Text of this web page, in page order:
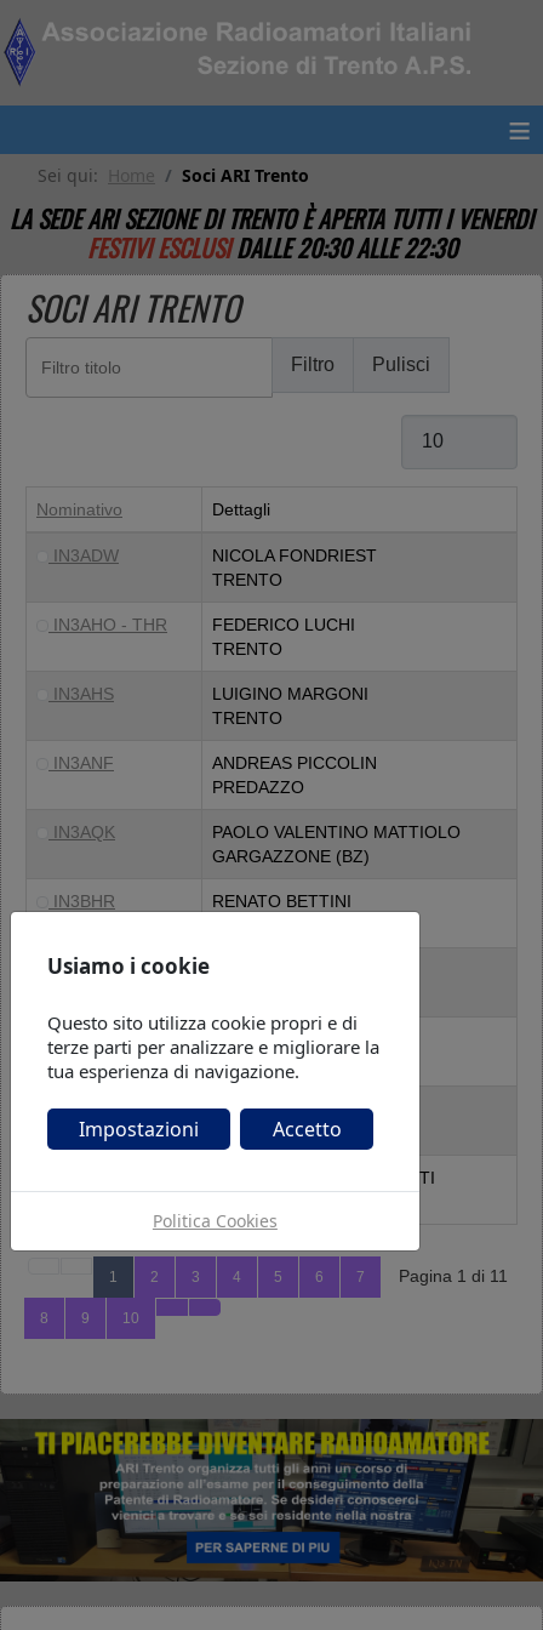
≡
Sei qui: Home Soci ARI Trento
LA SEDE ARI SEZIONE DI TRENTO È APERTA TUTTI I VENERDI
FESTIVI ESCLUSI DALLE 20:30 ALLE 22:30
SOCI ARI TRENTO
Filtro Pulisci
Nominativo Dettagli
IN3ADW
NICOLA FONDRIEST
TRENTO
IN3AHO - THR
FEDERICO LUCHI
TRENTO
IN3AHS
LUIGINO MARGONI
TRENTO
IN3ANF
ANDREAS PICCOLIN
PREDAZZO
IN3AQK
PAOLO VALENTINO MATTIOLO
GARGAZZONE (BZ)
IN3BHR
RENATO BETTINI
IN3BIX
IN3BJD
OLGA SCHIAVINATO
TRENTO
IN3BJQ
ALESSANDRO VARNER
FRANCESCO CAPPELLETTI
Pagina 1 di 11
1 2 3 4 5 6 7
8 9 10
Usiamo i cookie
Questo sito utilizza cookie propri e di
terze parti per analizzare e migliorare la
tua esperienza di navigazione.
Impostazioni Accetto
Politica Cookies